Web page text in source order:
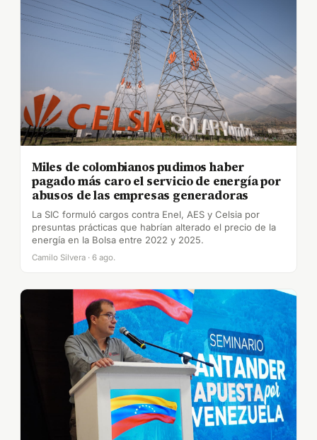
Miles de colombianos pudimos haber
pagado más caro el servicio de energía por
abusos de las empresas generadoras
La SIC formuló cargos contra Enel, AES y Celsia por
presuntas prácticas que habrían alterado el precio de la
energía en la Bolsa entre 2022 y 2025.
Camilo Silvera · 6 ago.